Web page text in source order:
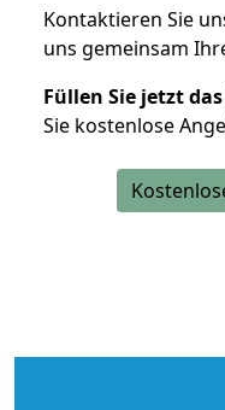
Kontaktieren Sie
uns gemeinsam
Füllen Sie jetzt
Sie kostenlose